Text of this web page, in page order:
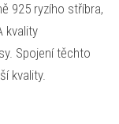
925 ryzího stříbra,
kvality
Spojení těchto
kvality.